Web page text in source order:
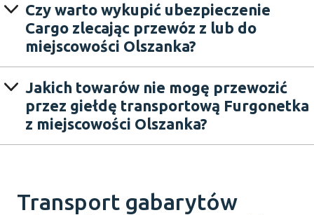
Czy warto wykupić ubezpieczenie
Cargo zlecając przewóz z lub do
miejscowości Olszanka?
Jakich towarów nie mogę przewozić
przez giełdę transportową Furgonetka
z miejscowości Olszanka?
Transport gabarytów